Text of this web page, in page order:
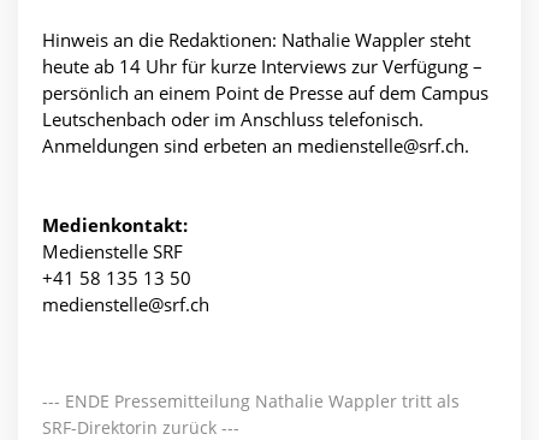
Hinweis an die Redaktionen: Nathalie Wappler steht
heute ab 14 Uhr für kurze Interviews zur Verfügung –
persönlich an einem Point de Presse auf dem Campus
Leutschenbach oder im Anschluss telefonisch.
Anmeldungen sind erbeten an medienstelle@srf.ch.
Medienkontakt:
Medienstelle SRF
+41 58 135 13 50
medienstelle@srf.ch
--- ENDE Pressemitteilung Nathalie Wappler tritt als
SRF-Direktorin zurück ---